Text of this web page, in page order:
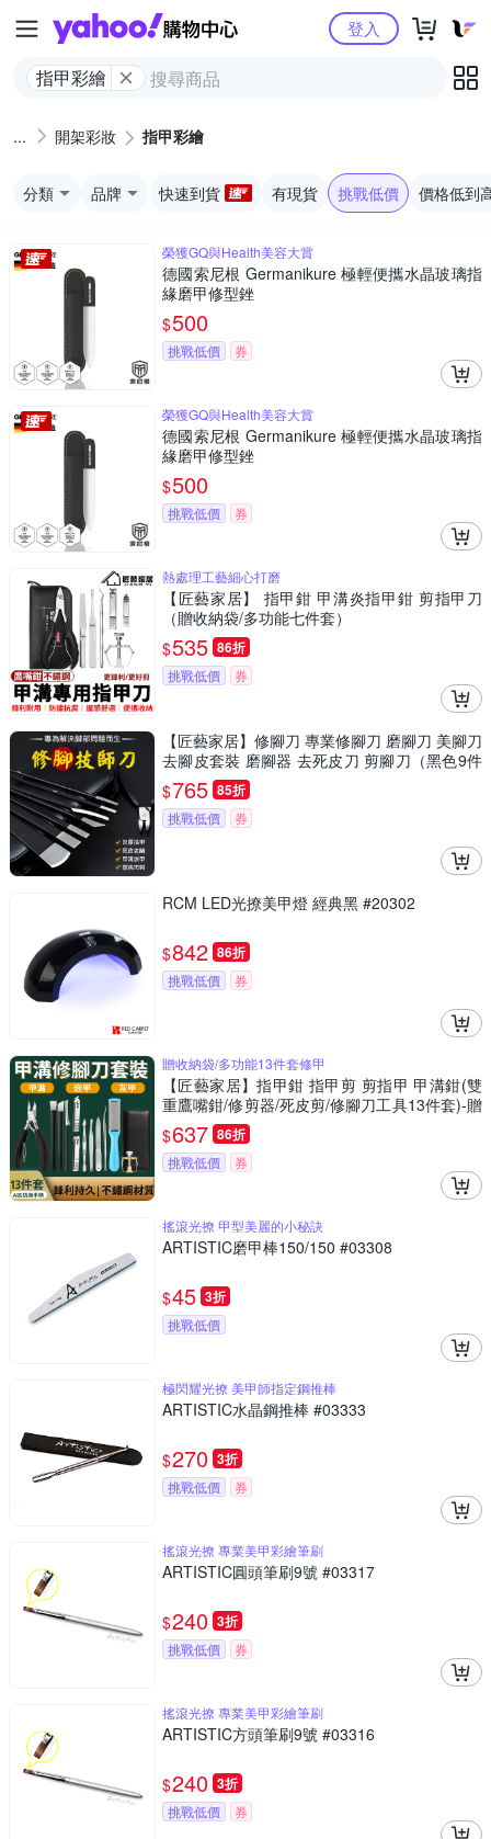
Yahoo購物中心
指甲彩繪
登入
開架彩妝 指甲彩繪
分類 品牌 快速到貨 有現貨 挑戰低價 價格低到
榮獲GQ與Health美容大賞
德國索尼根 Germanikure 極輕便攜水晶玻璃指
緣磨甲修型銼
$500
挑戰低價 券
榮獲GQ與Health美容大賞
德國索尼根 Germanikure 極輕便攜水晶玻璃指
緣磨甲修型銼
$500
挑戰低價 券
熱處理工藝細心打磨
【匠藝家居】 指甲鉗 甲溝炎指甲鉗 剪指甲刀
（贈收納袋/多功能七件套）
$535 86折
挑戰低價 券
【匠藝家居】修腳刀 專業修腳刀 磨腳刀 美腳刀
去腳皮套裝 磨腳器 去死皮刀 剪腳刀（黑色9件
套）
$765 85折
挑戰低價 券
RCM LED光撩美甲燈 經典黑 #20302
$842 86折
挑戰低價 券
贈收納袋/多功能13件套修甲
【匠藝家居】指甲鉗 指甲剪 剪指甲 甲溝鉗(雙
重鷹嘴鉗/修剪器/死皮剪/修腳刀工具13件套)-贈
收納袋
$637 86折
挑戰低價 券
搖滾光撩 甲型美麗的小秘訣
ARTISTIC磨甲棒150/150 #03308
$45 3折
挑戰低價
極閃耀光撩 美甲師指定鋼推棒
ARTISTIC水晶鋼推棒 #03333
$270 3折
挑戰低價 券
搖滾光撩 專業美甲彩繪筆刷
ARTISTIC圓頭筆刷9號 #03317
$240 3折
挑戰低價 券
搖滾光撩 專業美甲彩繪筆刷
ARTISTIC方頭筆刷9號 #03316
$240 3折
挑戰低價 券